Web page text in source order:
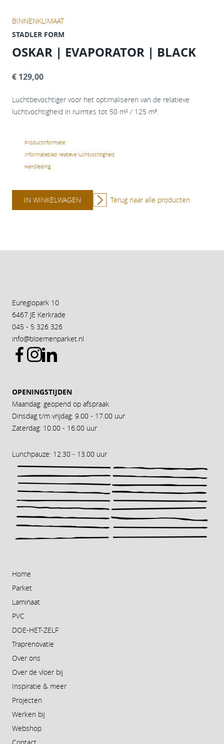
BINNENKLIMAAT
STADLER FORM
OSKAR | EVAPORATOR | BLACK
€ 129,00
Luchtbevochtiger voor het optimaliseren van de relatieve
luchtvochtigheid in ruimtes tot 50 m² / 125 m³.
Productinformatie
Informatieblad relatieve luchtvochtigheid
Handleiding
IN WINKELWAGEN Terug naar alle producten
Euregiopark 10
6467 JE Kerkrade
045 - 5 326 326
info@bloemenparket.nl
OPENINGSTIJDEN
Maandag: geopend op afspraak
Dinsdag t/m vrijdag: 9.00 - 17.00 uur
Zaterdag: 10.00 - 16.00 uur
Lunchpauze: 12.30 - 13.00 uur
Home
Parket
Laminaat
PVC
DOE-HET-ZELF
Traprenovatie
Over ons
Over de vloer bij
Inspiratie & meer
Projecten
Werken bij
Webshop